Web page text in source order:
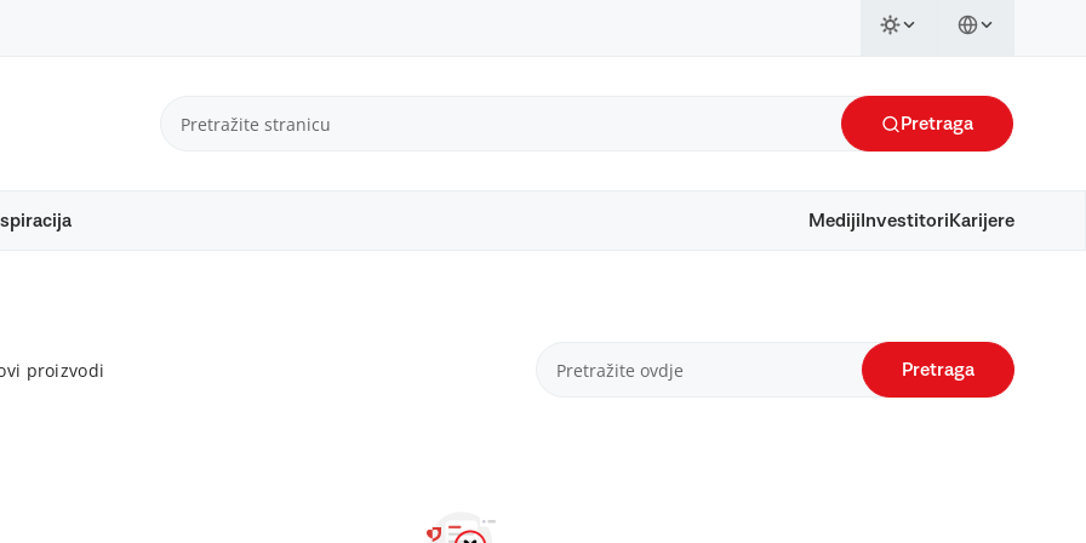
Pretraga
Mediji Investitori Karijere
proizvodi Pretraga